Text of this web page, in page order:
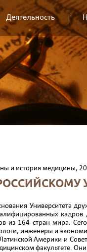
Деятельность
и история медицины,
Университета
из 164 стран мира.
инженеры и
Америки и
факультете.